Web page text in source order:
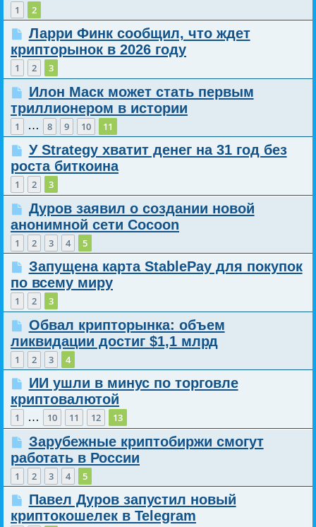
1 2
Ларри Финк сообщил, что ждет
крипторынок в 2026 году
1 2 3
Илон Маск может стать первым
триллионером в истории
1 … 8 9 10 11
У Strategy хватит денег на 31 год без
роста биткоина
1 2 3
Дуров заявил о создании новой
анонимной сети Cocoon
1 2 3 4 5
Запущена карта StablePay для покупок
по всему миру
1 2 3
Обвал крипторынка: объем
ликвидации достиг $1,1 млрд
1 2 3 4
ИИ ушли в минус по торговле
криптовалютой
1 … 10 11 12 13
Зарубежные криптобиржи смогут
работать в России
1 2 3 4 5
Павел Дуров запустил новый
криптокошелек в Telegram